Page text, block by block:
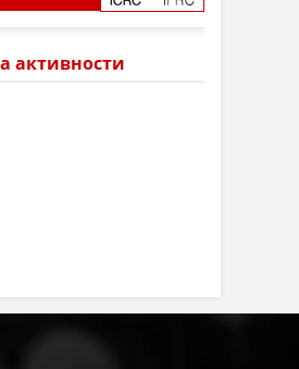
активности